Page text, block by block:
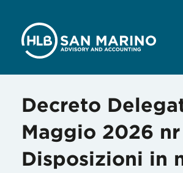
Decreto
Maggio 2026 nr
Disposizioni in